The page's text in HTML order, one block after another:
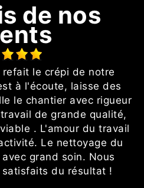
de nos
le crépi de notre
à l'écoute, laisse des
le chantier avec rigueur
de grande qualité,
. L'amour du travail
Le nettoyage du
grand soin. Nous
satisfaits du résultat !